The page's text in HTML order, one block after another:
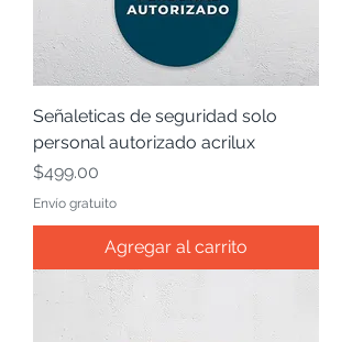
Señaleticas de seguridad solo
personal autorizado acrilux
Precio
$499.00
Envío gratuito
Agregar al carrito